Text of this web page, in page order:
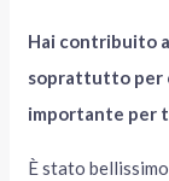
Hai contribuito
soprattutto per
importante per
È stato